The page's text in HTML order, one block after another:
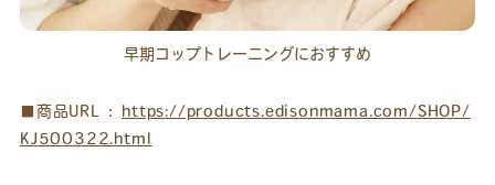
早期コップトレーニングにおすすめ
■商品URL ： https://products.edisonmama.com/SHOP/
KJ500322.html